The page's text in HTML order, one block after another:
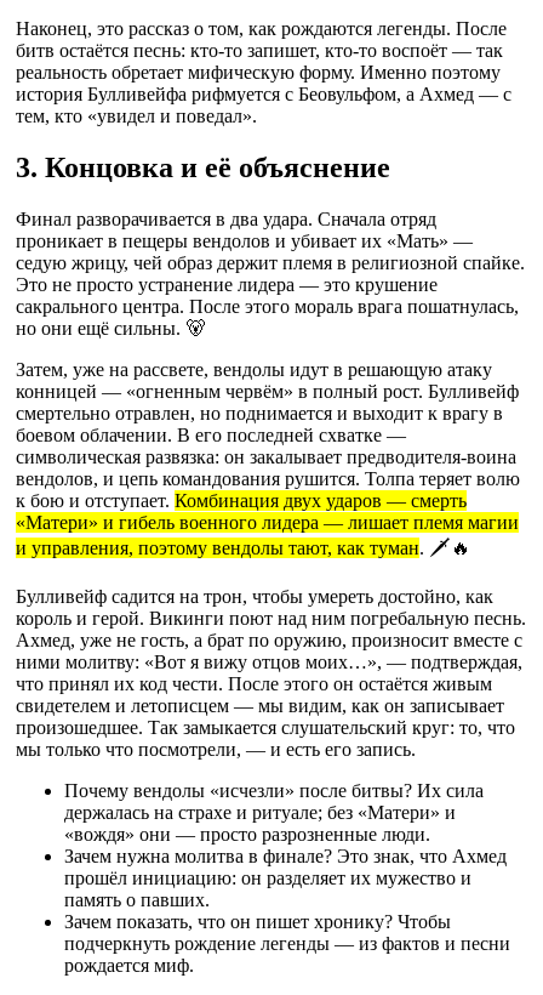
Наконец, это рассказ о том, как рождаются легенды. После
битв остаётся песнь: кто-то запишет, кто-то воспоёт — так
реальность обретает мифическую форму. Именно поэтому
история Булливейфа рифмуется с Беовульфом, а Ахмед — с
тем, кто «увидел и поведал».
3. Концовка и её объяснение
Финал разворачивается в два удара. Сначала отряд
проникает в пещеры вендолов и убивает их «Мать» —
седую жрицу, чей образ держит племя в религиозной спайке.
Это не просто устранение лидера — это крушение
сакрального центра. После этого мораль врага пошатнулась,
но они ещё сильны. 🐻
Затем, уже на рассвете, вендолы идут в решающую атаку
конницей — «огненным червём» в полный рост. Булливейф
смертельно отравлен, но поднимается и выходит к врагу в
боевом облачении. В его последней схватке —
символическая развязка: он закалывает предводителя-воина
вендолов, и цепь командования рушится. Толпа теряет волю
к бою и отступает. Комбинация двух ударов — смерть
«Матери» и гибель военного лидера — лишает племя магии
и управления, поэтому вендолы тают, как туман. 🗡️🔥
Булливейф садится на трон, чтобы умереть достойно, как
король и герой. Викинги поют над ним погребальную песнь.
Ахмед, уже не гость, а брат по оружию, произносит вместе с
ними молитву: «Вот я вижу отцов моих…», — подтверждая,
что принял их код чести. После этого он остаётся живым
свидетелем и летописцем — мы видим, как он записывает
произошедшее. Так замыкается слушательский круг: то, что
мы только что посмотрели, — и есть его запись.
Почему вендолы «исчезли» после битвы? Их сила
держалась на страхе и ритуале; без «Матери» и
«вождя» они — просто разрозненные люди.
Зачем нужна молитва в финале? Это знак, что Ахмед
прошёл инициацию: он разделяет их мужество и
память о павших.
Зачем показать, что он пишет хронику? Чтобы
подчеркнуть рождение легенды — из фактов и песни
рождается миф.